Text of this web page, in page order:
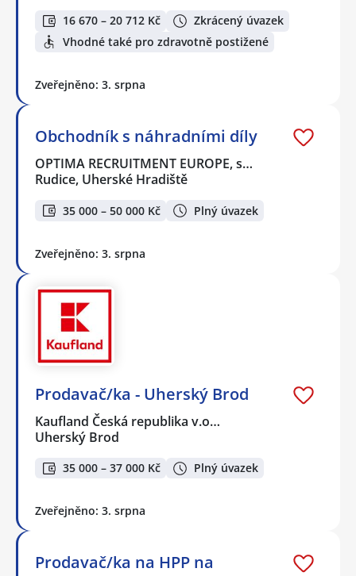
16 670 – 20 712 Kč
Zkrácený úvazek
Vhodné také pro zdravotně postižené
Zveřejněno: 3. srpna
Obchodník s náhradními díly
OPTIMA RECRUITMENT EUROPE, s…
Rudice, Uherské Hradiště
35 000 – 50 000 Kč Plný úvazek
Zveřejněno: 3. srpna
Prodavač/ka - Uherský Brod
Kaufland Česká republika v.o…
Uherský Brod
35 000 – 37 000 Kč Plný úvazek
Zveřejněno: 3. srpna
Prodavač/ka na HPP na